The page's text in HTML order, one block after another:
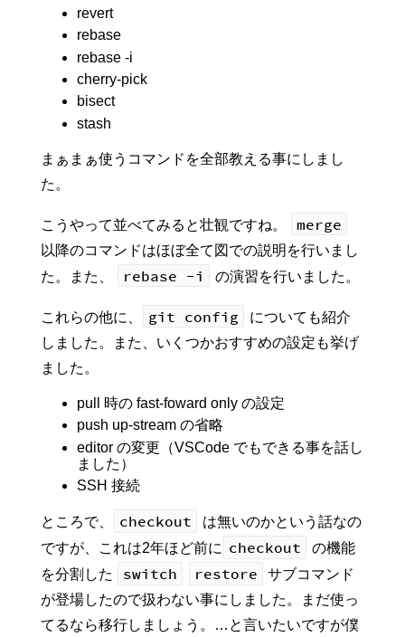
revert
rebase
rebase -i
cherry-pick
bisect
stash
まぁまぁ使うコマンドを全部教える事にしまし
た。
こうやって並べてみると壮観ですね。 merge
以降のコマンドはほぼ全て図での説明を行いまし
た。また、
rebase -i の演習を行いました。
これらの他に、 git config
についても紹介
しました。また、いくつかおすすめの設定も挙げ
ました。
pull 時の fast-foward only の設定
push up-stream の省略
editor の変更（VSCode でもできる事を話し
ました）
SSH 接続
ところで、 checkout
は無いのかという話なの
ですが、これは2年ほど前に checkout
の機能
を分割した
switch restore
サブコマンド
が登場したので扱わない事にしました。まだ使っ
てるなら移行しましょう。…と言いたいですが僕